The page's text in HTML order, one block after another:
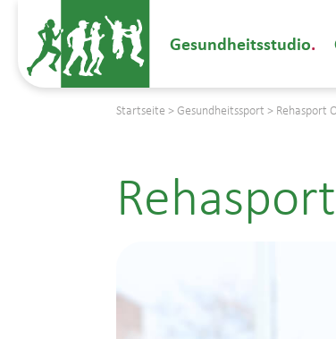
Gesundheitsstudio
Startseite > Gesundheitssport > Rehasport